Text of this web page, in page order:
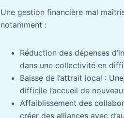
Une gestion financière mal
notamment :
Réduction des dépenses
dans une collectivité en
Baisse de l’attrait local :
difficile l’accueil de
Affaiblissement des
créer des alliances avec